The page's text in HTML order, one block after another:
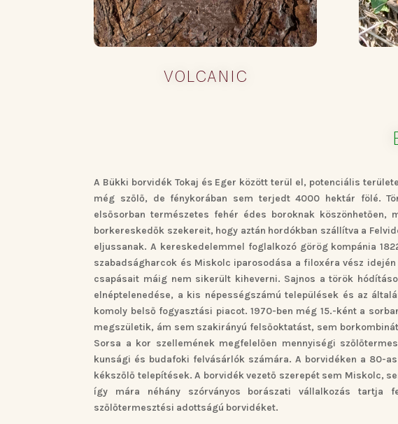
VOLCANIC
A Bükki borvidék Tokaj és Eger között terül el, potenciális
még szőlő, de fénykorában sem terjedt 4000 hektár fölé.
elsősorban természetes fehér édes boroknak
borkereskedők szekereit, hogy aztán hordókban szállítva a
eljussanak. A kereskedelemmel foglalkozó görög kompánia
szabadságharcok és Miskolc iparosodása a filoxéra vész
csapásait máig nem sikerült kiheverni. Sajnos a török
elnéptelenedése, a kis népességszámú települések és az
komoly belső fogyasztási piacot. 1970-ben még 15.-ként a
megszületik, ám sem szakirányú felsőoktatást, sem
Sorsa a kor szellemének megfelelően mennyiségi
kunsági és budafoki felvásárlók számára. A borvidéken a 80-
kékszőlő telepítések. A borvidék vezető szerepét sem Miskolc,
így mára néhány szórványos borászati vállalkozás tartja
szőlőtermesztési adottságú borvidéket.